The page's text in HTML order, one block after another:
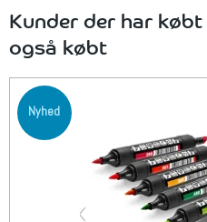
Kunder der har
også købt
Nyhed